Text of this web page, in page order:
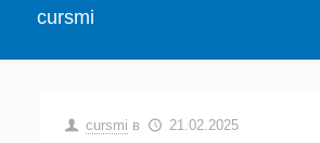
cursmi
cursmi в 21.02.2025